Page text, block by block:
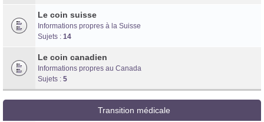
Le coin suisse
Informations propres à la Suisse
Sujets : 14
Le coin canadien
Informations propres au Canada
Sujets : 5
Transition médicale